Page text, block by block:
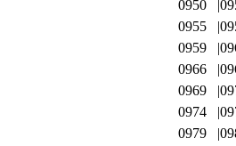
0950
0955
0959
0966
0969
0974
0979